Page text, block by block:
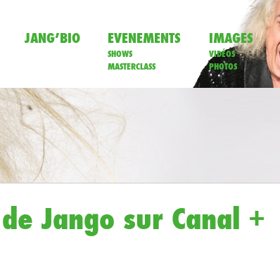
JANG’BIO EVENEMENTS
SHOWS
MASTERCLASS
IMAGES
VIDÉOS
PHOTOS
Jango sur Canal +